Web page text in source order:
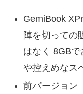
GemiBook
陣を切っての
はなく 8GB
や控えめなス
前バージョン